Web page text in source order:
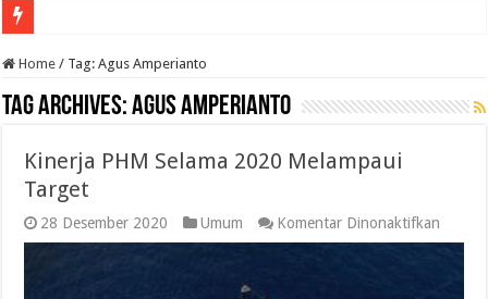
Home / Tag:Agus Amperianto
Tag Archives:Agus Amperianto
Kinerja PHM Selama 2020 Melampaui
Target
28 Desember 2020 Umum Komentar Dinonaktifkan
Kinerja